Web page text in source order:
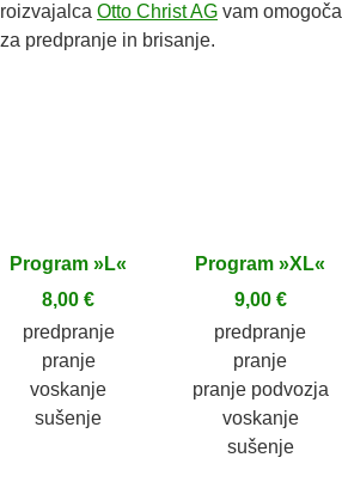
Otto Christ AG vam omogoča
predpranje in brisanje.
Program »L«
Program »XL«
8,00 €
9,00 €
predpranje
pranje
voskanje
sušenje
predpranje
pranje
pranje podvozja
voskanje
sušenje